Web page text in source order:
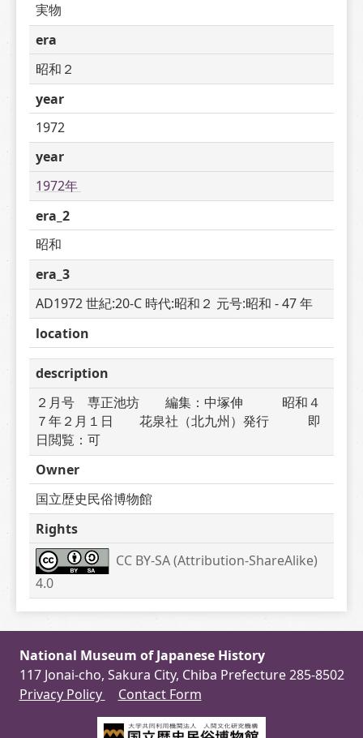
実物
era
昭和２
year
1972
year
1972年
era_2
昭和
era_3
AD1972 世紀:20-C 時代:昭和２ 元号:昭和 - 47 年
location
description
２月号　専正池坊　　編集：中塚伸　　　昭和４
７年２月１日　　花泉社（北九州）発行　　　即
日閲覧：可
Owner
国立歴史民俗博物館
Rights
CC BY-SA (Attribution-ShareAlike)
4.0
National Museum of Japanese History
117 Jonai-cho, Sakura City, Chiba Prefecture 285-8502
Privacy Policy
Contact Form